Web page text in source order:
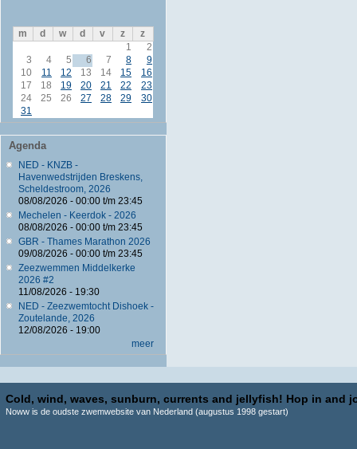
m d w d v z
z
1
2
3
4 5 6 7 8
9
10
11 12 13 14 15
16
17
18 19 20 21 22
23
24
25 26 27 28 29
30
31
Agenda
NED - KNZB -
Havenwedstrijden Breskens,
Scheldestroom, 2026
08/08/2026 - 00:00t/m 23:45
Mechelen - Keerdok - 2026
08/08/2026 - 00:00t/m 23:45
GBR - Thames Marathon 2026
09/08/2026 - 00:00t/m 23:45
Zeezwemmen Middelkerke
2026 #2
11/08/2026 - 19:30
NED - Zeezwemtocht Dishoek -
Zoutelande, 2026
12/08/2026 - 19:00
meer
Cold, wind, waves, sunburn, currents and jellyfish! Hop in and
Noww is de oudste zwemwebsite van Nederland (augustus 1998 gestart)